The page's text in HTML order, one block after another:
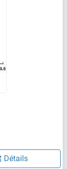
Détails